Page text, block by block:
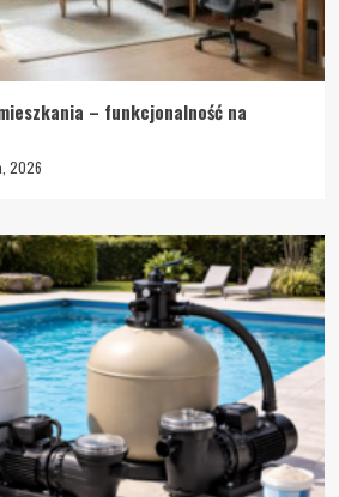
– funkcjonalność na
2026